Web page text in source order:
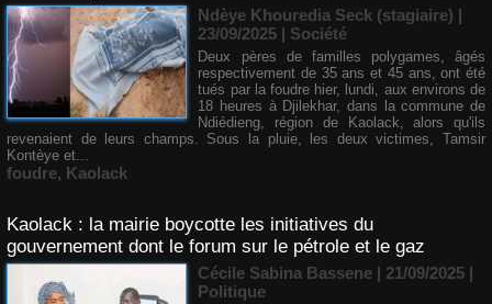
Ndèye Khouredia Seck (stagiaire) |
23/09/2025 | Société
Deux pères de familles polygames, âgés
respectivement de 35 ans et 45 ans, ont été
tués par la foudre hier, lundi, aux environs de
18 heures à Djilekhar, dans la commune de
Ndiédieng, région de Kaolack, alors qu'ils
revenaient de leurs champs. Sous la pluie, les deux victimes, Tamsir
Kontèye et...
foudre, Kaolack
Kaolack : la mairie boycotte les initiatives du
gouvernement dont le forum sur le pétrole et le gaz
Cécile Sabina Bassene | 21/09/2025 |
Politique